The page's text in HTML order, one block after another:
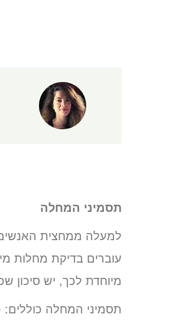
תסמיני המחלה
למעלה ממחצית האנשים
עוברים בדיקת מחלות
מיוחדת לכך, יש סיכון
תסמיני המחלה